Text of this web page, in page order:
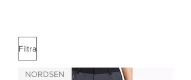
Filtra
NORDSEN